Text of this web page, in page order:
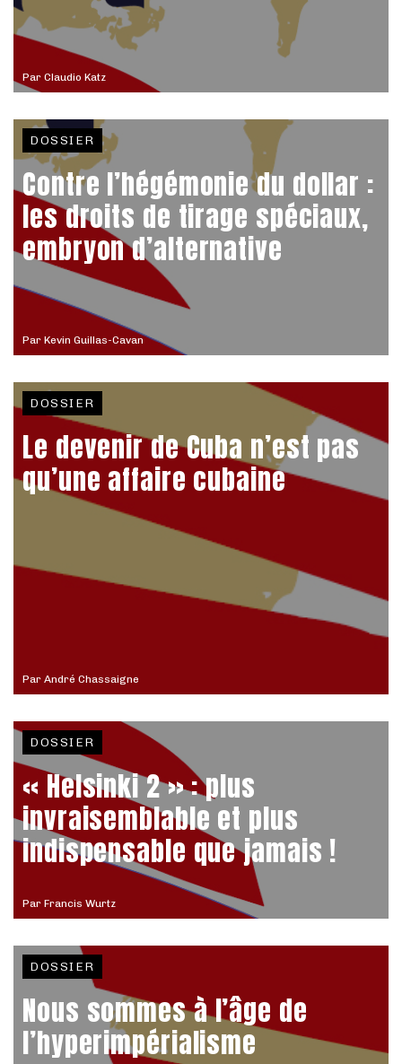
Par Claudio Katz
Par Kevin Guillas-Cavan
DOSSIER
Contre l’hégémonie du dollar :
les droits de tirage spéciaux,
embryon d’alternative
Par André Chassaigne
DOSSIER
Le devenir de Cuba n’est pas
qu’une affaire cubaine
Par Francis Wurtz
DOSSIER
« Helsinki 2 » : plus
invraisemblable et plus
indispensable que jamais !
DOSSIER
Nous sommes à l’âge de
l’hyperimpérialisme